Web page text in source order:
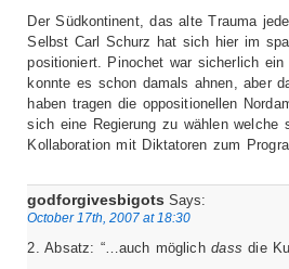
Der Südkontinent, das alte Trauma
Selbst Carl Schurz hat sich hier im
positioniert. Pinochet war sicherlich
konnte es schon damals ahnen, aber
haben tragen die oppositionellen
sich eine Regierung zu wählen welche
Kollaboration mit Diktatoren zum
godforgivesbigots Says:
October 17th, 2007 at 18:30
2. Absatz: “…auch möglichdass die